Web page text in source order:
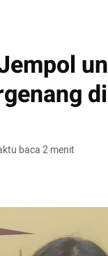
baca 2 menit